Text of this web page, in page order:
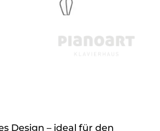
Design – ideal für den